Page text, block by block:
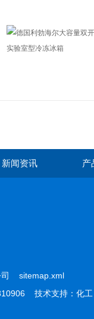
新闻资讯 产
司 sitemap.xml
技术支持： 化工